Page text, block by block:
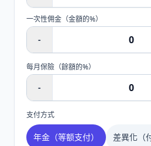
一次性佣金（金額的%）
-
每月保險（餘額的%）
-
支付方式
年金（等额支付） 差異化（